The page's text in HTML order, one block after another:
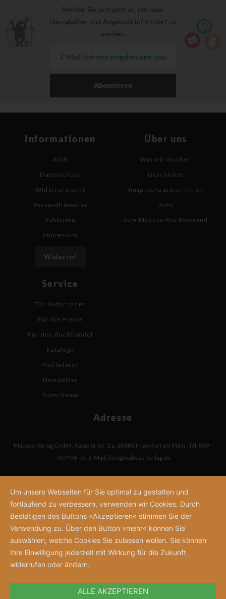
Melden Sie sich jetzt an, um über
Neuigkeiten und Angebote informiert zu
werden.
Abonnieren
Informationen
AGB
Datenschutz
Widerrufsrecht
Versandhinweise
Zahlarten
Impressum
Widerruf
Über uns
Was wir machen
Geschichte
Ansprechpartner:innen
Jobs
zum Mabuse-Buchversand
Service
Für Autor:innen
Für die Presse
Für den Buchhandel
Kataloge
Mediadaten
Newsletter
Gutscheine
Adresse
Mabuse-Verlag GmbH, Kasseler Str. 1 a, 60486 Frankfurt am Main , Tel: 069 -
707996 - 0 , E-Mail: info@mabuse-verlag.de
Um unsere Webseiten für Sie optimal zu gestalten und
fortlaufend zu verbessern, verwenden wir Cookies. Durch
Bestätigen des Buttons »Akzeptieren« stimmen Sie der
Verwendung zu. Über den Button »mehr« können Sie
auswählen, welche Cookies Sie zulassen wollen. Sie können
Ihre Einwilligung jederzeit mit Wirkung für die Zukunft
widerrufen oder ändern.
ALLE AKZEPTIEREN